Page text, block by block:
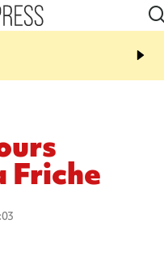
13:09
Des
font cinq morts en
Friche